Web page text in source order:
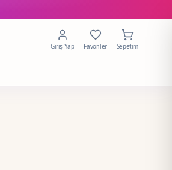
Giriş Yap Favoriler Sepetim